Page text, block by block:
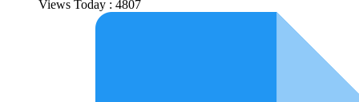
Views Today : 4807